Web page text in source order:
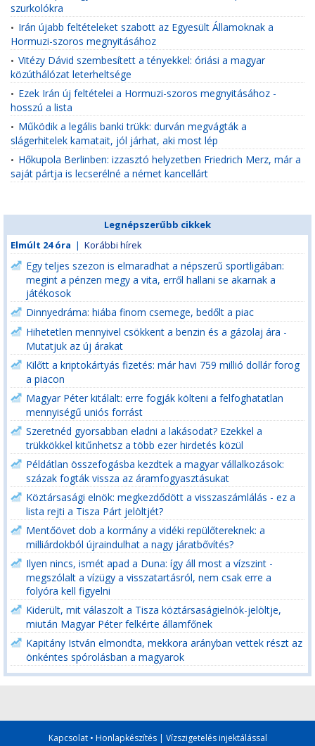
szurkolókra
• Irán újabb feltételeket szabott az Egyesült Államoknak a
Hormuzi-szoros megnyitásához
• Vitézy Dávid szembesített a tényekkel: óriási a magyar
közúthálózat leterheltsége
• Ezek Irán új feltételei a Hormuzi-szoros megnyitásához -
hosszú a lista
• Működik a legális banki trükk: durván megvágták a
slágerhitelek kamatait, jól járhat, aki most lép
• Hőkupola Berlinben: izzasztó helyzetben Friedrich Merz, már a
saját pártja is lecserélné a német kancellárt
Legnépszerűbb cikkek
Elmúlt 24 óra | Korábbi hírek
Egy teljes szezon is elmaradhat a népszerű sportligában:
megint a pénzen megy a vita, erről hallani se akarnak a
játékosok
Dinnyedráma: hiába finom csemege, bedőlt a piac
Hihetetlen mennyivel csökkent a benzin és a gázolaj ára -
Mutatjuk az új árakat
Kilőtt a kriptokártyás fizetés: már havi 759 millió dollár forog
a piacon
Magyar Péter kitálalt: erre fogják költeni a felfoghatatlan
mennyiségű uniós forrást
Szeretnéd gyorsabban eladni a lakásodat? Ezekkel a
trükkökkel kitűnhetsz a több ezer hirdetés közül
Példátlan összefogásba kezdtek a magyar vállalkozások:
százak fogták vissza az áramfogyasztásukat
Köztársasági elnök: megkezdődött a visszaszámlálás - ez a
lista rejti a Tisza Párt jelöltjét?
Mentőövet dob a kormány a vidéki repülőtereknek: a
milliárdokból újraindulhat a nagy járatbővítés?
Ilyen nincs, ismét apad a Duna: így áll most a vízszint -
megszólalt a vízügy a visszatartásról, nem csak erre a
folyóra kell figyelni
Kiderült, mit válaszolt a Tisza köztársaságielnök-jelöltje,
miután Magyar Péter felkérte államfőnek
Kapitány István elmondta, mekkora arányban vettek részt az
önkéntes spórolásban a magyarok
Kapcsolat• Honlapkészítés| Vízszigetelés injektálással